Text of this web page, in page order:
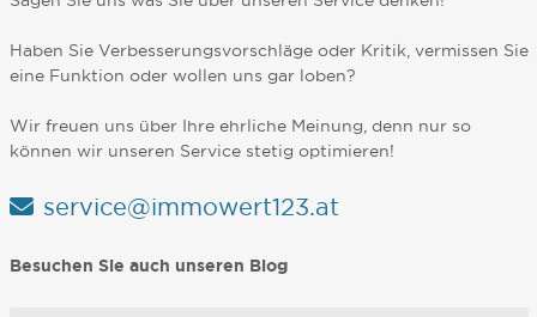
Haben Sie Verbesserungsvorschläge oder Kritik, vermissen Sie
eine Funktion oder wollen uns gar loben?
Wir freuen uns über Ihre ehrliche Meinung, denn nur so
können wir unseren Service stetig optimieren!
service@immowert123.at
Besuchen Sie auch unseren Blog